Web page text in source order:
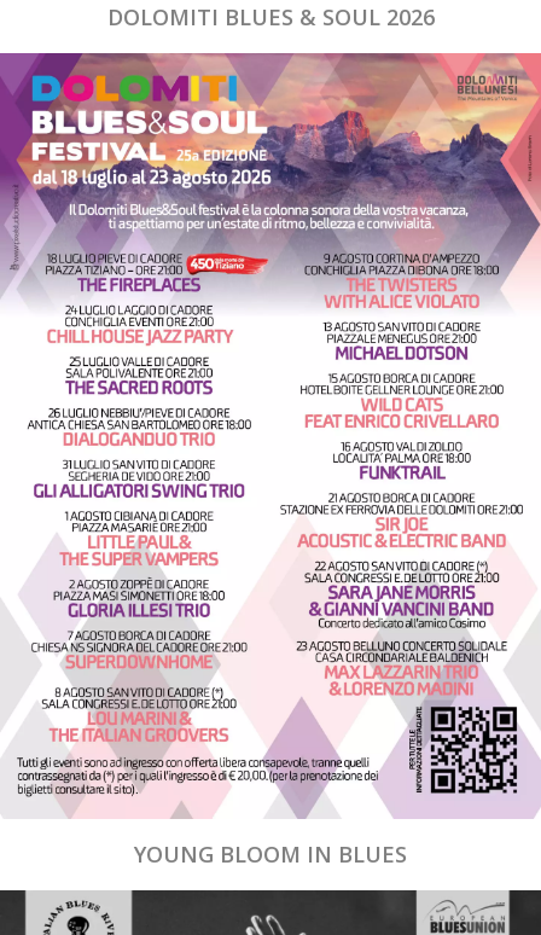
DOLOMITI BLUES & SOUL 2026
YOUNG BLOOM IN BLUES